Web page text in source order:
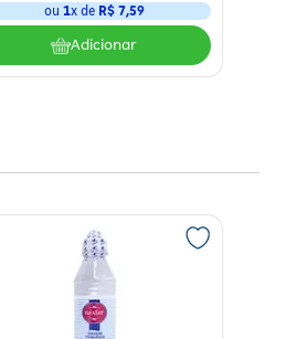
ou 1x de R$ 7,59
Adicionar